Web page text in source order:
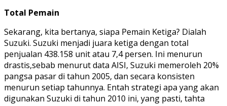
Total Pemain
Sekarang, kita bertanya, siapa Pemain Ketiga? Dialah
Suzuki. Suzuki menjadi juara ketiga dengan total
penjualan 438.158 unit atau 7,4 persen. Ini menurun
drastis,sebab menurut data AISI, Suzuki memeroleh 20%
pangsa pasar di tahun 2005, dan secara konsisten
menurun setiap tahunnya. Entah strategi apa yang akan
digunakan Suzuki di tahun 2010 ini, yang pasti, tahta